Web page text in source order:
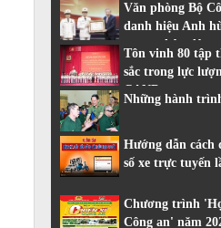
Văn phòng Bộ
danh hiệu Anh
trang nhân dân
Tôn vinh 80 tập
sắc trong lực
CAND
Những hành
Hướng dẫn cách
số xe trực tuyến
Chương trình
Công an' năm